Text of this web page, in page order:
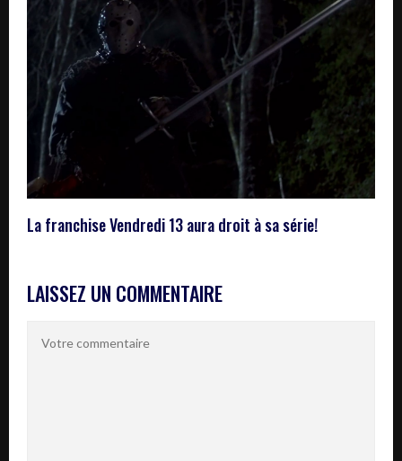
La franchise Vendredi 13 aura droit à sa série!
LAISSEZ UN COMMENTAIRE